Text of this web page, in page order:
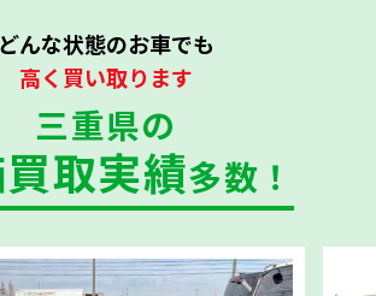
どんな状態のお車でも
高く買い取ります
三重県の
取実績多数！